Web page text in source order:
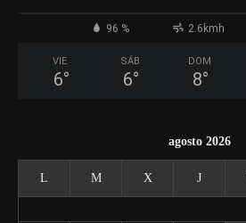
96 % 2.6kmh
VIE
6°
SÁB
6°
DOM
8°
agosto 2026
L M X J